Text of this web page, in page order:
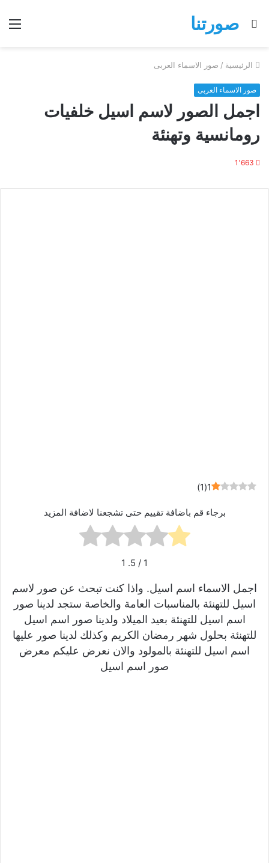
صورتنا
بحث
الرئيسية / صور الاسماء العربى
صور الاسماء العربى
اجمل الصور لاسم اسيل خلفيات
رومانسية وتهنئة
1٬663
1
(
1
)
برجاء قم باضافة تقييم حتى تشجعنا لاضافة المزيد
1
/ 5.
1
اجمل الاسماء اسم اسيل. واذا كنت تبحث عن صور لاسم
اسيل للتهنئة بالمناسبات العامة والخاصة ستجد لدينا صور
اسم اسيل للتهنئة بعيد الميلاد ولدينا صور اسم اسيل
للتهنئة بحلول شهر رمضان الكريم وكذلك لدينا صور عليها
اسم اسيل للتهنئة بالمولود والان نعرض عليكم معرض
صور اسم اسيل